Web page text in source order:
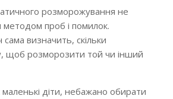
розморожування не
методом проб і помилок.
сама визначить, скільки
щоб розморозити той чи інший
діти, небажано обирати